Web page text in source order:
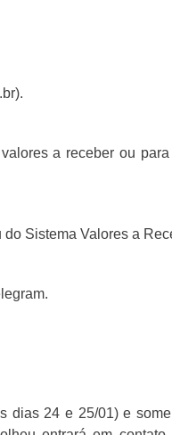
a receber ou
Sistema Valores a
dias 24 e 25/01) e